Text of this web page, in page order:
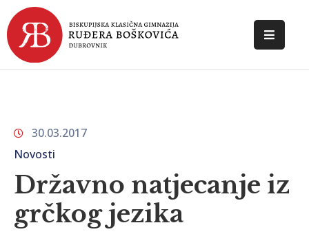
POČETNA
NOVOSTI
KONTAKT
30.03.2017
Novosti
Državno natjecanje iz
grčkog jezika